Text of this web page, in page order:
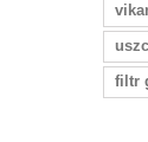
filtr